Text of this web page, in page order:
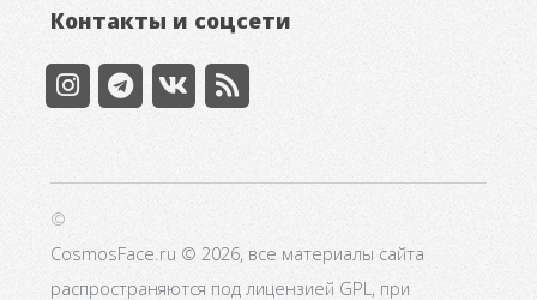
Контакты и соцсети
©
CosmosFace.ru © 2026, все материалы сайта
распространяются под лицензией GPL, при